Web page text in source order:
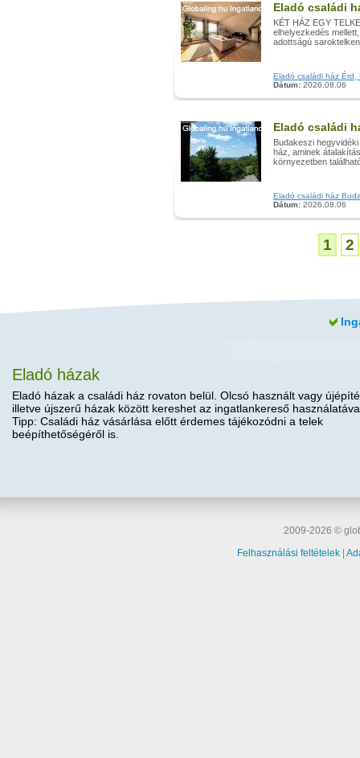
Eladó családi
KÉT HÁZ EGY
elhelyezkedés
adottságú
Eladó családi ház Érd,
Dátum: 2026.08.06
Eladó családi
Budakeszi
ház, aminek
környezetben
Eladó családi ház
Dátum: 2026.08.06
1 2
Eladó házak
Eladó házak a családi ház rovaton belül. Olcsó használt vagy
illetve újszerű házak között kereshet az ingatlankereső
Tipp: Családi ház vásárlása előtt érdemes tájékozódni a telek
beépíthetőségéről is.
2009-2026 ©
Felhasználási feltételek